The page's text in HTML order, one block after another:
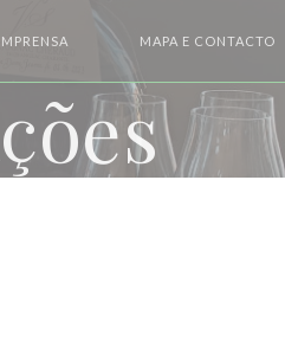
MAPA E CONTACTO